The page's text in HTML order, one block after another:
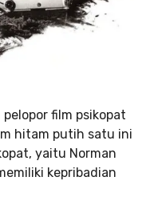
pelopor film psikopat
hitam putih satu ini
yaitu Norman
kepribadian